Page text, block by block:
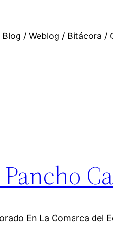
/ Weblog / Bitácora /
En La Comarca del